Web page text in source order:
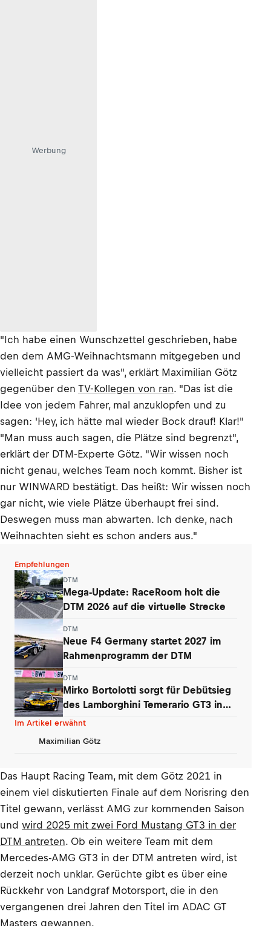
Werbung
"Ich habe einen Wunschzettel geschrieben, habe
den dem AMG-Weihnachtsmann mitgegeben und
vielleicht passiert da was", erklärt Maximilian Götz
gegenüber den TV-Kollegen von ran. "Das ist die
Idee von jedem Fahrer, mal anzuklopfen und zu
sagen: 'Hey, ich hätte mal wieder Bock drauf! Klar!"
"Man muss auch sagen, die Plätze sind begrenzt",
erklärt der DTM-Experte Götz. "Wir wissen noch
nicht genau, welches Team noch kommt. Bisher ist
nur WINWARD bestätigt. Das heißt: Wir wissen noch
gar nicht, wie viele Plätze überhaupt frei sind.
Deswegen muss man abwarten. Ich denke, nach
Weihnachten sieht es schon anders aus."
Empfehlungen
DTM
Mega-Update: RaceRoom holt die
DTM 2026 auf die virtuelle Strecke
DTM
Neue F4 Germany startet 2027 im
Rahmenprogramm der DTM
DTM
Mirko Bortolotti sorgt für Debütsieg
des Lamborghini Temerario GT3 in
DTM
Im Artikel erwähnt
Maximilian Götz
Das Haupt Racing Team, mit dem Götz 2021 in
einem viel diskutierten Finale auf dem Norisring den
Titel gewann, verlässt AMG zur kommenden Saison
und wird 2025 mit zwei Ford Mustang GT3 in der
DTM antreten. Ob ein weitere Team mit dem
Mercedes-AMG GT3 in der DTM antreten wird, ist
derzeit noch unklar. Gerüchte gibt es über eine
Rückkehr von Landgraf Motorsport, die in den
vergangenen drei Jahren den Titel im ADAC GT
Masters gewannen.